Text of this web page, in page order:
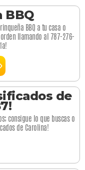
BBQ
BBQ a tu casa o
llamando al 787-276-
de
consigue lo que buscas o
de Carolina!